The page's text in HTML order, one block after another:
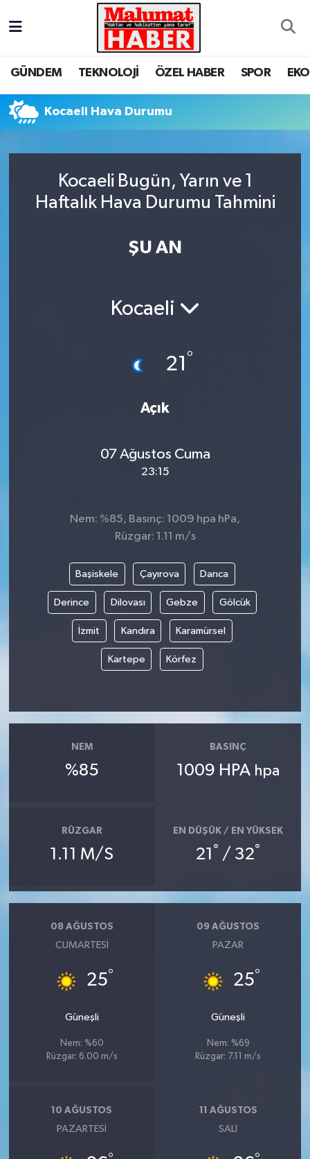
GÜNDEM TEKNOLOJİ ÖZEL HABER SPOR
Kocaeli Hava Durumu
Kocaeli Bugün, Yarın ve 1
Haftalık Hava Durumu Tahmini
ŞU AN
Kocaeli
21 °
Açık
07 Ağustos Cuma
23:15
Nem: %85, Basınç: 1009 hpa hPa,
Rüzgar: 1.11 m/s
Başiskele Çayırova Darıca
Derince Dilovası Gebze Gölcük
İzmit Kandıra Karamürsel
Kartepe Körfez
NEM
%85
BASINÇ
1009 HPA hpa
RÜZGAR
1.11 M/S
EN DÜŞÜK / EN YÜKSEK
21 ° / 32°
08 AĞUSTOS
CUMARTESI
25°
Güneşli
Nem: %60
Rüzgar: 6.00 m/s
09 AĞUSTOS
PAZAR
25°
Güneşli
Nem: %69
Rüzgar: 7.11 m/s
10 AĞUSTOS
PAZARTESI
11 AĞUSTOS
SALI
Nöbetçi Eczaneler
Tüm Manşetler